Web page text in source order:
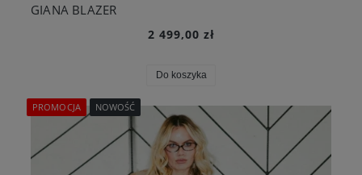
GIANA BLAZER
2 499,00 zł
Do koszyka
PROMOCJA NOWOŚĆ